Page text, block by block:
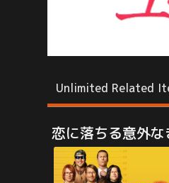
Unlimited Related
恋に落ちる意外